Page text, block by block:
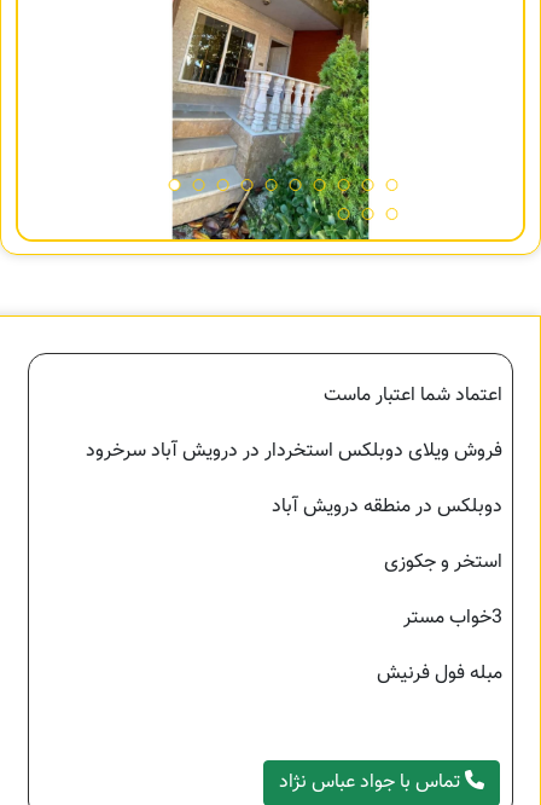
اعتماد شما اعتبار ماست
فروش ویلای دوبلکس استخردار در درويش آباد سرخرود
دوبلکس در منطقه درویش آباد
استخر و جکوزی
3خواب مستر
مبله فول فرنیش
تماس با جواد عباس نژاد